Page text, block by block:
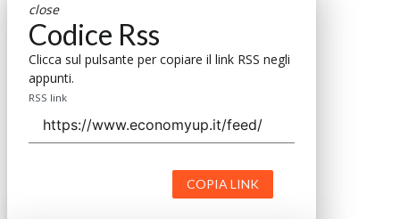
close
Codice Rss
Clicca sul pulsante per copiare il link RSS negli
appunti.
RSS link
COPIA LINK